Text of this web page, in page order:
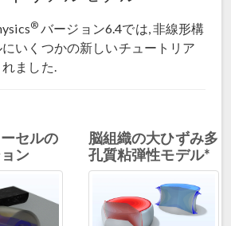
® バージョン6.4では, 非線形構
いくつかの新しいチュートリア
ました.
セルの
ン
脳組織の大ひずみ多
孔質粘弾性モデル*